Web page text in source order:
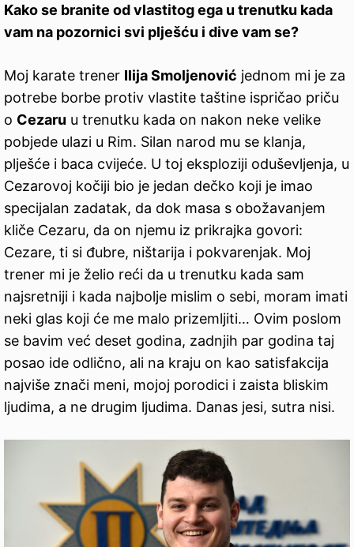
Kako se branite od vlastitog ega u trenutku kada
vam na pozornici svi plješću i dive vam se?
Moj karate trener Ilija Smoljenović jednom mi je za
potrebe borbe protiv vlastite taštine ispričao priču
o Cezaru u trenutku kada on nakon neke velike
pobjede ulazi u Rim. Silan narod mu se klanja,
plješće i baca cvijeće. U toj eksploziji oduševljenja, u
Cezarovoj kočiji bio je jedan dečko koji je imao
specijalan zadatak, da dok masa s obožavanjem
kliče Cezaru, da on njemu iz prikrajka govori:
Cezare, ti si đubre, ništarija i pokvarenjak. Moj
trener mi je želio reći da u trenutku kada sam
najsretniji i kada najbolje mislim o sebi, moram imati
neki glas koji će me malo prizemljiti… Ovim poslom
se bavim već deset godina, zadnjih par godina taj
posao ide odlično, ali na kraju on kao satisfakcija
najviše znači meni, mojoj porodici i zaista bliskim
ljudima, a ne drugim ljudima. Danas jesi, sutra nisi.